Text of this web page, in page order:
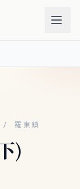
羅東鎮
)